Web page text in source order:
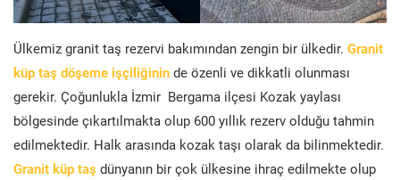
Ülkemiz granit taş rezervi bakımından zengin bir ülkedir. Granit
küp taş döşeme işçiliğinin de özenli ve dikkatli olunması
gerekir. Çoğunlukla İzmir Bergama ilçesi Kozak yaylası
bölgesinde çıkartılmakta olup 600 yıllık rezerv olduğu tahmin
edilmektedir. Halk arasında kozak taşı olarak da bilinmektedir.
Granit küp taş dünyanın bir çok ülkesine ihraç edilmekte olup